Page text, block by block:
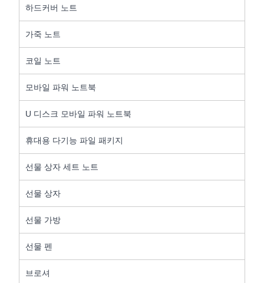
하드커버 노트
가죽 노트
코일 노트
모바일 파워 노트북
U 디스크 모바일 파워 노트북
휴대용 다기능 파일 패키지
선물 상자 세트 노트
선물 상자
선물 가방
선물 펜
브로셔